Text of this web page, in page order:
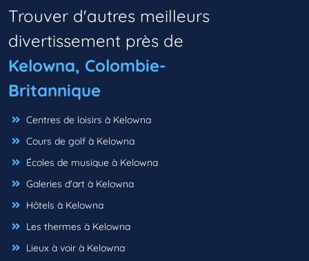
Trouver d'autres meilleurs
divertissement près de
Kelowna, Colombie-
Britannique
Centres de loisirs à Kelowna
Cours de golf à Kelowna
Écoles de musique à Kelowna
Galeries d'art à Kelowna
Hôtels à Kelowna
Les thermes à Kelowna
Lieux à voir à Kelowna